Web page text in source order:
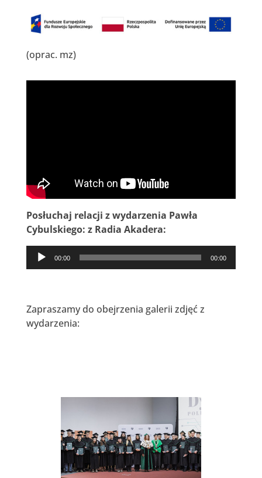
(oprac. mz)
Posłuchaj relacji z wydarzenia Pawła
Cybulskiego: z Radia Akadera:
Odtwarzacz
plików
00:00 00:00
Zapraszamy do obejrzenia galerii zdjęć z
wydarzenia: